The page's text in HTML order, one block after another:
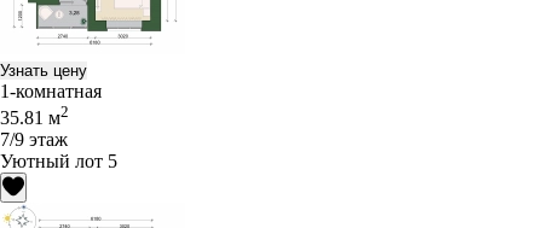
Узнать цену
1-комнатная
35.81 м2
7/9 этаж
Уютный лот 5